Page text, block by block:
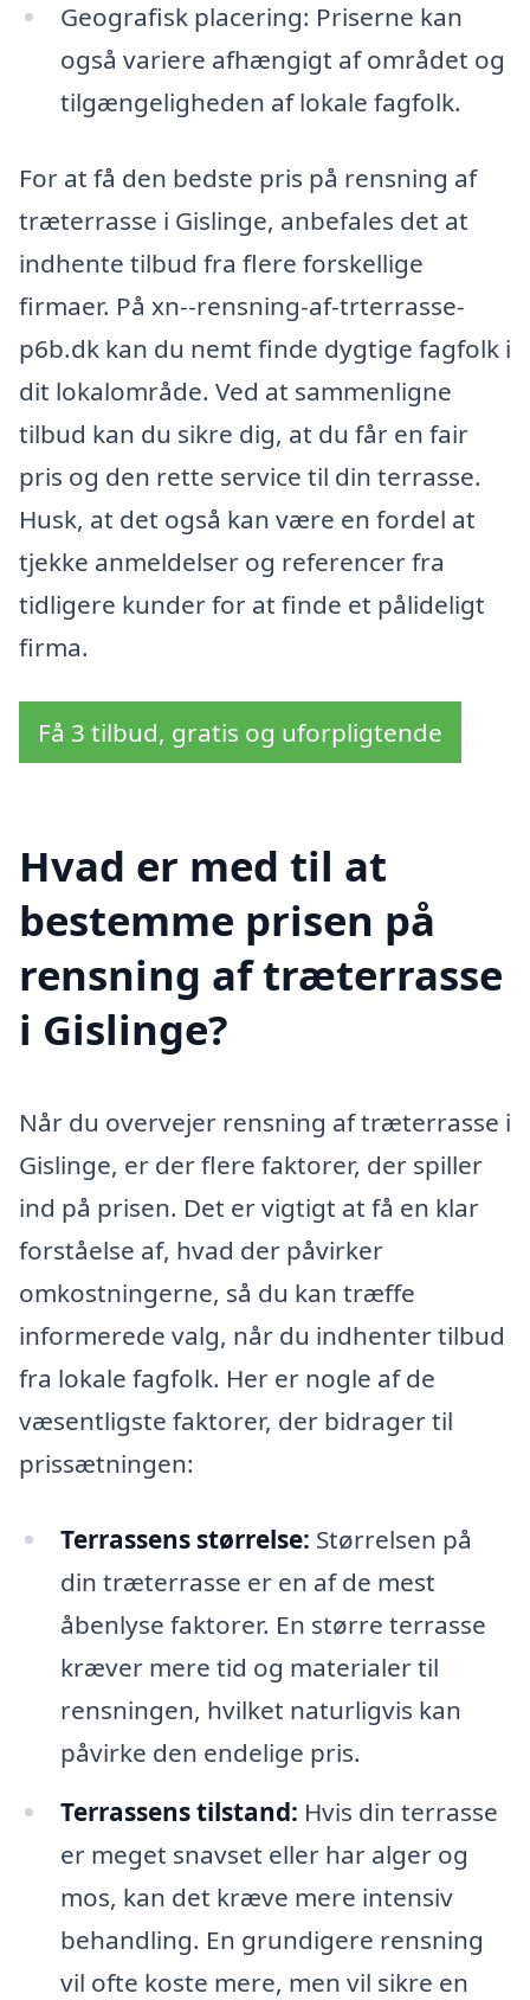
Geografisk placering: Priserne kan
også variere afhængigt af området og
tilgængeligheden af lokale fagfolk.
For at få den bedste pris på rensning af
træterrasse i Gislinge, anbefales det at
indhente tilbud fra flere forskellige
firmaer. På xn--rensning-af-trterrasse-
p6b.dk kan du nemt finde dygtige fagfolk i
dit lokalområde. Ved at sammenligne
tilbud kan du sikre dig, at du får en fair
pris og den rette service til din terrasse.
Husk, at det også kan være en fordel at
tjekke anmeldelser og referencer fra
tidligere kunder for at finde et pålideligt
firma.
Få 3 tilbud, gratis og uforpligtende
Hvad er med til at
bestemme prisen på
rensning af træterrasse
i Gislinge?
Når du overvejer rensning af træterrasse i
Gislinge, er der flere faktorer, der spiller
ind på prisen. Det er vigtigt at få en klar
forståelse af, hvad der påvirker
omkostningerne, så du kan træffe
informerede valg, når du indhenter tilbud
fra lokale fagfolk. Her er nogle af de
væsentligste faktorer, der bidrager til
prissætningen:
Terrassens størrelse: Størrelsen på
din træterrasse er en af de mest
åbenlyse faktorer. En større terrasse
kræver mere tid og materialer til
rensningen, hvilket naturligvis kan
påvirke den endelige pris.
Terrassens tilstand: Hvis din terrasse
er meget snavset eller har alger og
mos, kan det kræve mere intensiv
behandling. En grundigere rensning
vil ofte koste mere, men vil sikre en